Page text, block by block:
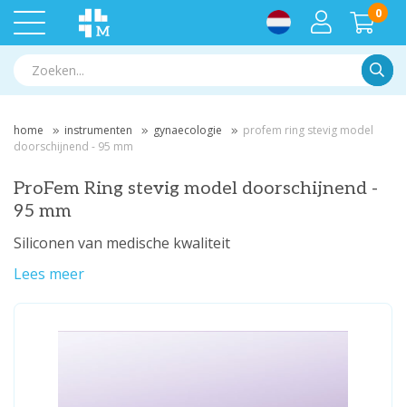
0
home instrumenten gynaecologie
profem ring stevig model
doorschijnend - 95 mm
ProFem Ring stevig model doorschijnend -
95 mm
Siliconen van medische kwaliteit
Lees meer